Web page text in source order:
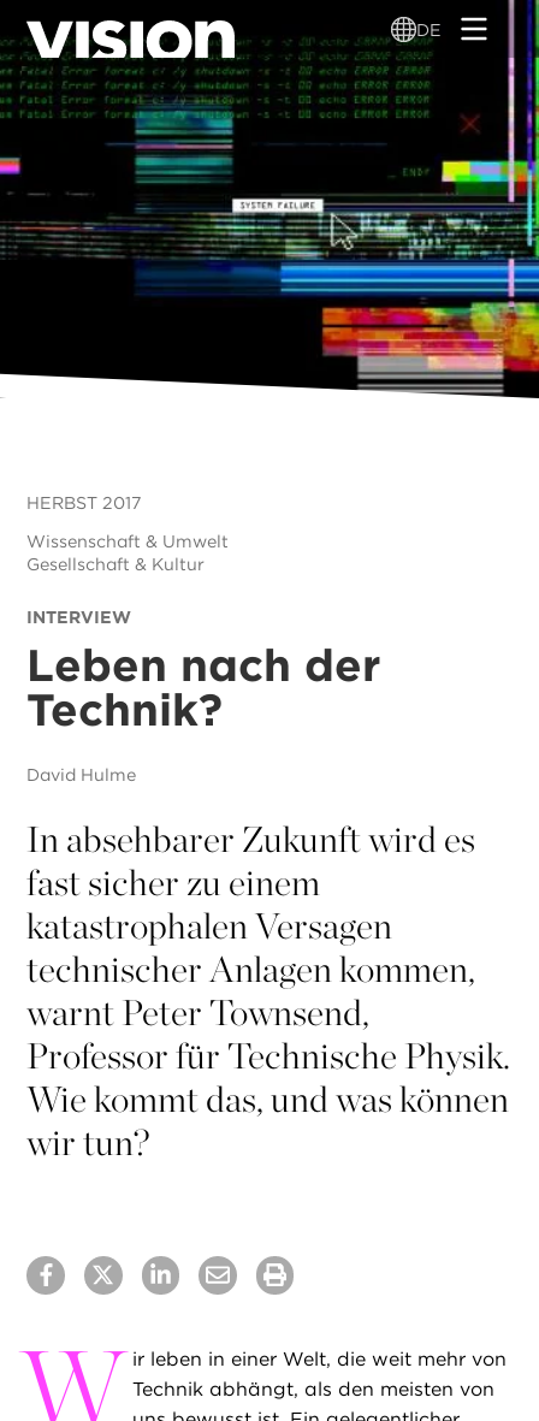
Direkt
zum
Inhalt
DE
HERBST 2017
Wissenschaft & Umwelt
Gesellschaft & Kultur
INTERVIEW
Leben nach der
Technik?
David Hulme
In absehbarer Zukunft wird es
fast sicher zu einem
katastrophalen Versagen
technischer Anlagen kommen,
warnt Peter Townsend,
Professor für Technische Physik.
Wie kommt das, und was können
wir tun?
W ir leben in einer Welt, die weit mehr von
Technik abhängt, als den meisten von